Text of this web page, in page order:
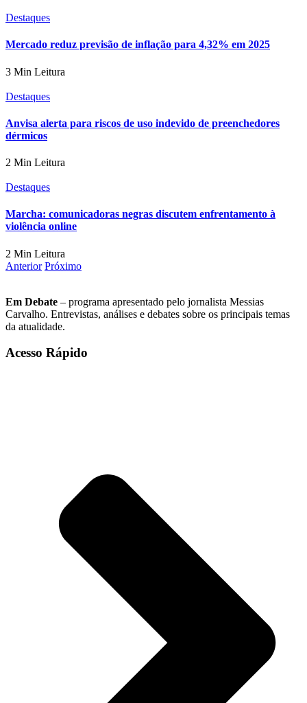
Destaques
Mercado reduz previsão de inflação para 4,32% em 2025
3 Min Leitura
Destaques
Anvisa alerta para riscos de uso indevido de preenchedores
dérmicos
2 Min Leitura
Destaques
Marcha: comunicadoras negras discutem enfrentamento à
violência online
2 Min Leitura
Anterior Próximo
Em Debate – programa apresentado pelo jornalista Messias
Carvalho. Entrevistas, análises e debates sobre os principais temas
da atualidade.
Acesso Rápido